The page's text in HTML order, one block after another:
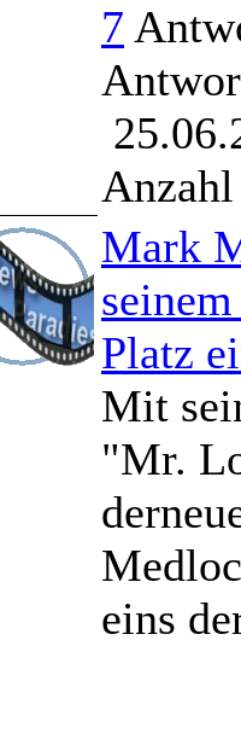
7
Mark
Platz
Mit
"Mr.
eins